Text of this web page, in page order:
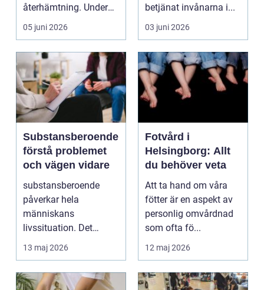
återhämtning. Under
senare år har en ny typ
av prod...
05 juni 2026
betjänat invånarna i...
03 juni 2026
Substansberoende
förstå problemet
och vägen vidare
substansberoende
påverkar hela
människans
livssituation. Det
handlar sällan bara
om alkohol, narkoti...
13 maj 2026
Fotvård i
Helsingborg: Allt
du behöver veta
Att ta hand om våra
fötter är en aspekt av
personlig omvårdnad
som ofta fö...
12 maj 2026